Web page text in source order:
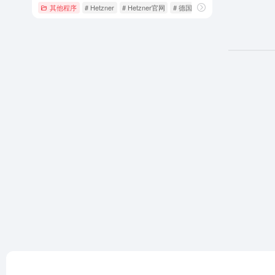
其他程序 # Hetzner # Hetzner官网 # 德国HZ